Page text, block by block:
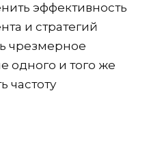
эффективность
и стратегий
чрезмерное
одного и того же
частоту